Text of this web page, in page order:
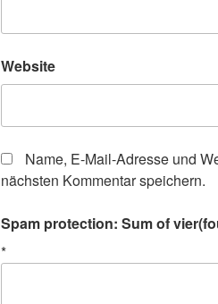
Website
Name, E-Mail-Adresse und
nächsten Kommentar speichern.
Spam protection: Sum of
*